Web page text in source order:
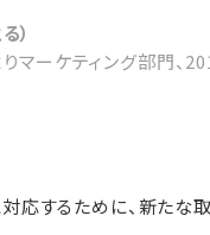
）
マーケティング部門、
応するために、新たな